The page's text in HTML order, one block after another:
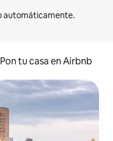
Pon tu casa en Airbnb